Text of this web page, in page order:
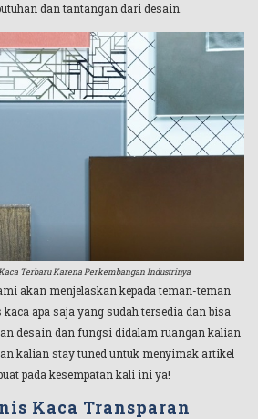
dan tantangan dari desain.
Terbaru Karena Perkembangan Industrinya
akan menjelaskan kepada teman-teman
apa saja yang sudah tersedia dan bisa
desain dan fungsi didalam ruangan kalian
kalian stay tuned untuk menyimak artikel
pada kesempatan kali ini ya!
Kaca Transparan